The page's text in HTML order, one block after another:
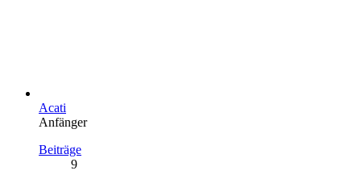
Acati
Anfänger
Beiträge
9